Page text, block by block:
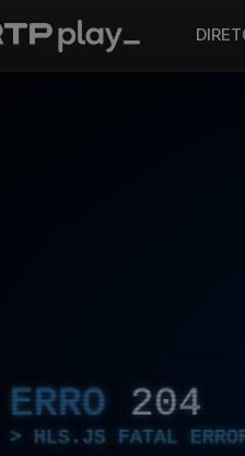
ERRO 204
HLS.JS FATAL